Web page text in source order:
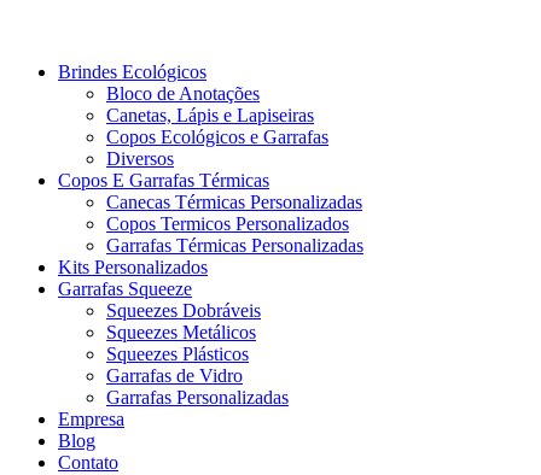
Brindes Ecológicos
Bloco de Anotações
Canetas, Lápis e Lapiseiras
Copos Ecológicos e Garrafas
Diversos
Copos E Garrafas Térmicas
Canecas Térmicas Personalizadas
Copos Termicos Personalizados
Garrafas Térmicas Personalizadas
Kits Personalizados
Garrafas Squeeze
Squeezes Dobráveis
Squeezes Metálicos
Squeezes Plásticos
Garrafas de Vidro
Garrafas Personalizadas
Empresa
Blog
Contato